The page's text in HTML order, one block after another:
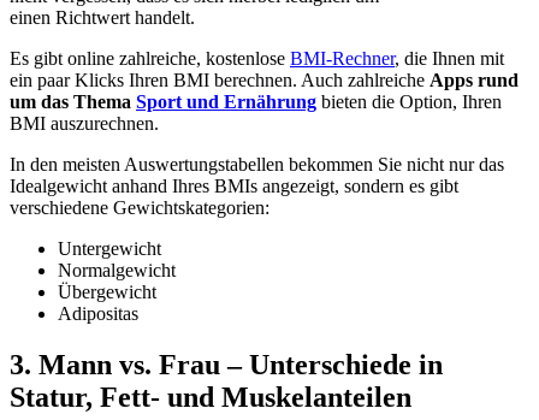
einen Richtwert handelt.
Es gibt online zahlreiche, kostenlose BMI-Rechner, die Ihnen mit
ein paar Klicks Ihren BMI berechnen. Auch zahlreiche Apps rund
um das Thema Sport und Ernährung bieten die Option, Ihren
BMI auszurechnen.
In den meisten Auswertungstabellen bekommen Sie nicht nur das
Idealgewicht anhand Ihres BMIs angezeigt, sondern es gibt
verschiedene Gewichtskategorien:
Untergewicht
Normalgewicht
Übergewicht
Adipositas
3. Mann vs. Frau – Unterschiede in
Statur, Fett- und Muskelanteilen